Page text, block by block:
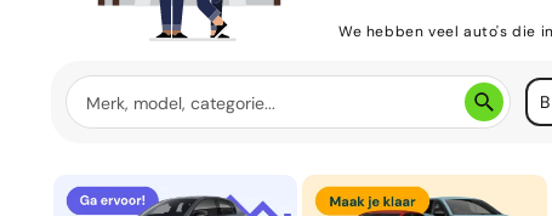
We hebben veel auto's die